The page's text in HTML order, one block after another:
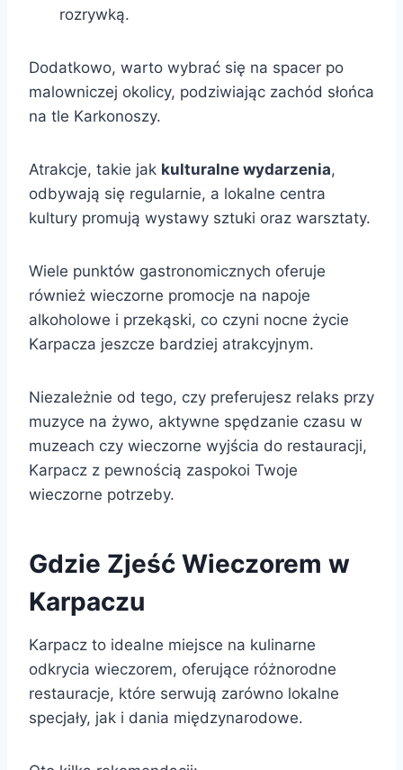
rozrywką.
Dodatkowo, warto wybrać się na spacer po
malowniczej okolicy, podziwiając zachód słońca
na tle Karkonoszy.
Atrakcje, takie jak kulturalne wydarzenia,
odbywają się regularnie, a lokalne centra
kultury promują wystawy sztuki oraz warsztaty.
Wiele punktów gastronomicznych oferuje
również wieczorne promocje na napoje
alkoholowe i przekąski, co czyni nocne życie
Karpacza jeszcze bardziej atrakcyjnym.
Niezależnie od tego, czy preferujesz relaks przy
muzyce na żywo, aktywne spędzanie czasu w
muzeach czy wieczorne wyjścia do restauracji,
Karpacz z pewnością zaspokoi Twoje
wieczorne potrzeby.
Gdzie Zjeść Wieczorem w
Karpaczu
Karpacz to idealne miejsce na kulinarne
odkrycia wieczorem, oferujące różnorodne
restauracje, które serwują zarówno lokalne
specjały, jak i dania międzynarodowe.